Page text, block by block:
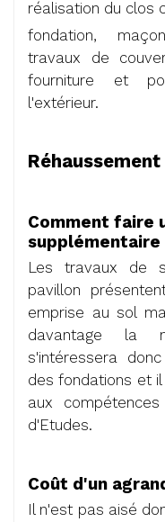
réalisation du clos
fondation,
travaux de
fourniture et
l'extérieur.
Comment faire
supplémentaire
Les travaux de
pavillon
emprise au sol
davantage la
s'intéressera
des fondations et
aux
d'Etudes.
Coût d'un
Il n'est pas aisé